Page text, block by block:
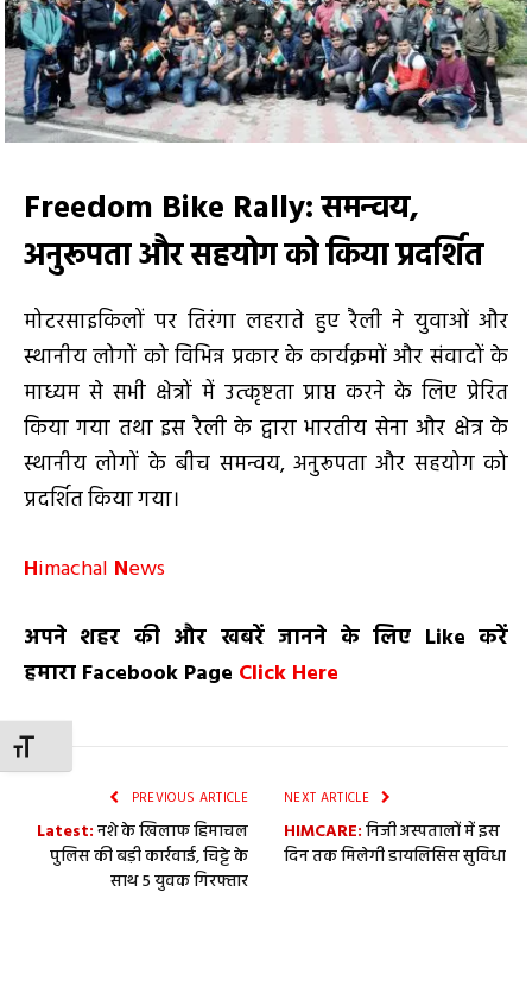
TOGGLE FONT SIZE
Freedom Bike Rally: समन्वय,
अनुरूपता और सहयोग को किया प्रदर्शित
मोटरसाइकिलों पर तिरंगा लहराते हुए रैली ने युवाओं और
स्थानीय लोगों को विभिन्न प्रकार के कार्यक्रमों और संवादों के
माध्यम से सभी क्षेत्रों में उत्कृष्टता प्राप्त करने के लिए प्रेरित
किया गया तथा इस रैली के द्वारा भारतीय सेना और क्षेत्र के
स्थानीय लोगों के बीच समन्वय, अनुरूपता और सहयोग को
प्रदर्शित किया गया।
Himachal News
अपने शहर की और खबरें जानने के लिए Likeकरें
हमारा Facebook Page Click Here
PREVIOUS ARTICLE
Latest:नशे के खिलाफ हिमाचल
पुलिस की बड़ी कार्रवाई, चिट्टे के
साथ 5 युवक गिरफ्तार
NEXT ARTICLE
HIMCARE:निजी अस्पतालों में इस
दिन तक मिलेगी डायलिसिस सुविधा